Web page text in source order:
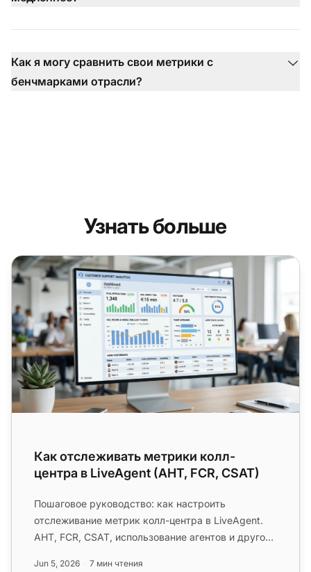
Как я могу сравнить свои метрики с
бенчмарками отрасли?
Узнать больше
Как отслеживать метрики колл-центра в LiveAgent
Как отслеживать метрики колл-
центра в LiveAgent (AHT, FCR, CSAT)
Пошаговое руководство: как настроить
отслеживание метрик колл-центра в LiveAgent.
AHT, FCR, CSAT, использование агентов и другое
Jun 5, 2026 7 мин чтения